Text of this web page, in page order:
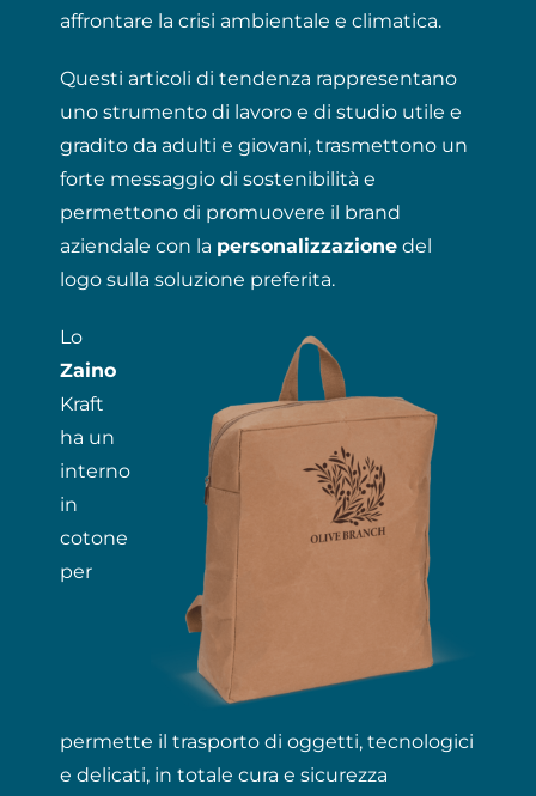
affrontare la crisi ambientale e climatica.
Questi articoli di tendenza rappresentano
uno strumento di lavoro e di studio utile e
gradito da adulti e giovani, trasmettono un
forte messaggio di sostenibilità e
permettono di promuovere il brand
aziendale con la personalizzazione del
logo sulla soluzione preferita.
Lo
Zaino
Kraft
ha un
interno
in
cotone
per
permette il trasporto di oggetti, tecnologici
e delicati, in totale cura e sicurezza